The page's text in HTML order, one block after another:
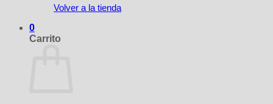
Volver a la tienda
0
Carrito